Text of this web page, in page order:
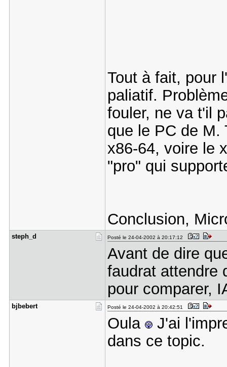
Tout à fait, pour
paliatif.
fouler, ne va t'il
que le PC de M.
x86-64, voire le
"pro" qui
Conclusion,
steph_d Posté le 24-04-2002 à 20:17:12
Avant de dire
faudrat attendre
pour comparer,
bjbebert Posté le 24-04-2002 à 20:42:51
Oula
J'ai
dans ce topic.